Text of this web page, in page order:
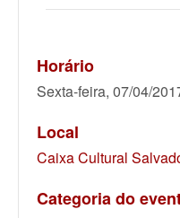
Horário
Sexta-feira, 07/04/
Local
Caixa Cultural
Categoria do